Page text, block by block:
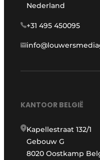
Nederland
+31 495 450095
KANTOOR BELGIË
Kapellestraat 132/1
Gebouw G
8020 Oostkamp